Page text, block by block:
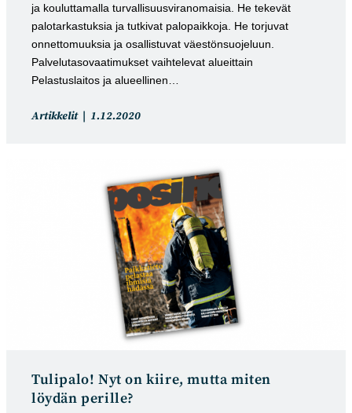
ja kouluttamalla turvallisuusviranomaisia. He tekevät
palotarkastuksia ja tutkivat palopaikkoja. He torjuvat
onnettomuuksia ja osallistuvat väestönsuojeluun.
Palvelutasovaatimukset vaihtelevat alueittain
Pelastuslaitos ja alueellinen…
Artikkelin
Artikkelit
Artikkeli
1.12.2020
Tulipalo! Nyt on kiire, mutta miten
löydän perille?